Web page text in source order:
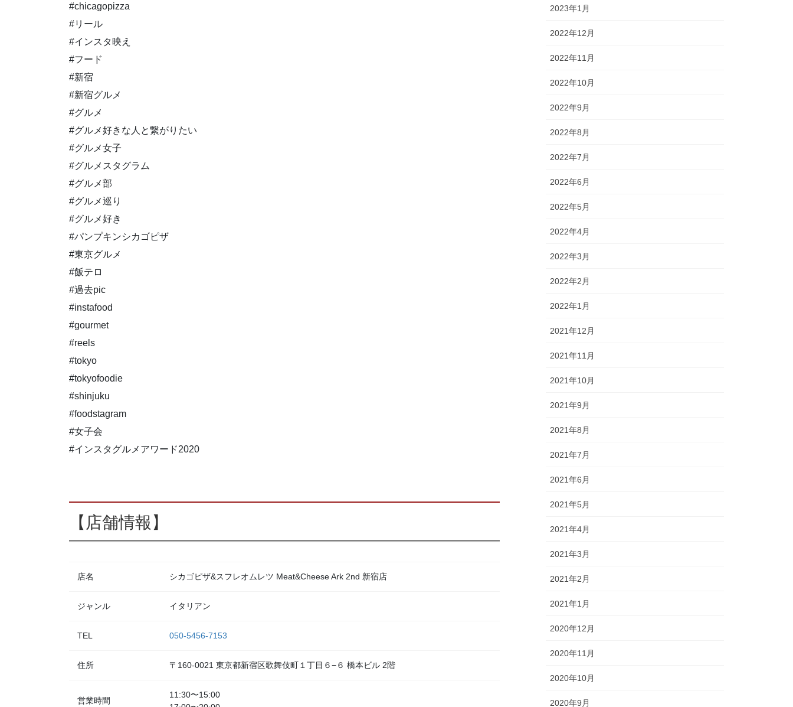
#chicagopizza
#リール
#インスタ映え
#フード
#新宿
#新宿グルメ
#グルメ
#グルメ好きな人と繋がりたい
#グルメ女子
#グルメスタグラム
#グルメ部
#グルメ巡り
#グルメ好き
#パンプキンシカゴピザ
#東京グルメ
#飯テロ
#過去pic
#instafood
#gourmet
#reels
#tokyo
#tokyofoodie
#shinjuku
#foodstagram
#女子会
#インスタグルメアワード2020
【店舗情報】
店名 シカゴピザ&スフレオムレツ Meat&Cheese Ark 2nd 新宿店
ジャンル イタリアン
TEL 050-5456-7153
住所 〒160-0021 東京都新宿区歌舞伎町１丁目６−６ 橋本ビル 2階
営業時間
11:30〜15:00
2023年1月
2022年12月
2022年11月
2022年10月
2022年9月
2022年8月
2022年7月
2022年6月
2022年5月
2022年4月
2022年3月
2022年2月
2022年1月
2021年12月
2021年11月
2021年10月
2021年9月
2021年8月
2021年7月
2021年6月
2021年5月
2021年4月
2021年3月
2021年2月
2021年1月
2020年12月
2020年11月
2020年10月
2020年9月